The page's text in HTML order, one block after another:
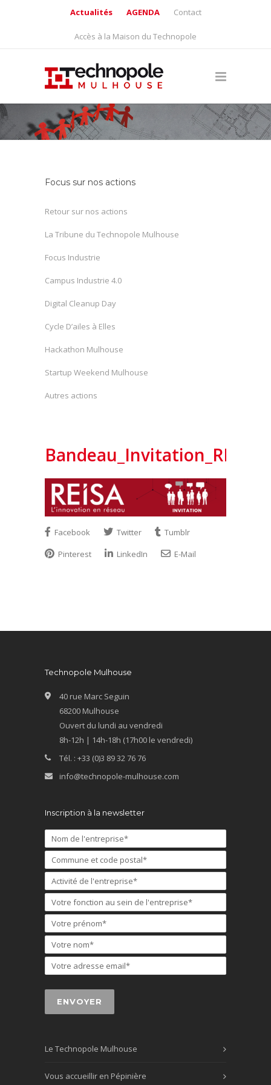
Actualités AGENDA Contact
Accès à la Maison du Technopole
Focus sur nos actions
Retour sur nos actions
La Tribune du Technopole Mulhouse
Focus Industrie
Campus Industrie 4.0
Digital Cleanup Day
Cycle D’ailes à Elles
Hackathon Mulhouse
Startup Weekend Mulhouse
Autres actions
Facebook Twitter
Tumblr
Pinterest
LinkedIn E-Mail
Technopole Mulhouse
40 rue Marc Seguin
68200 Mulhouse
Ouvert du lundi au vendredi
8h-12h | 14h-18h (17h00 le vendredi)
Tél. : +33 (0)3 89 32 76 76
info@technopole-mulhouse.com
Inscription à la newsletter
Le Technopole Mulhouse
Vous accueillir en Pépinière